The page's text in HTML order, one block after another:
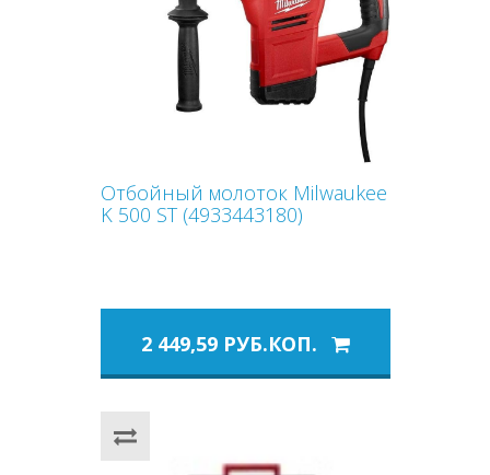
Отбойный молоток Milwaukee
K 500 ST (4933443180)
2 449,59 РУБ.КОП.